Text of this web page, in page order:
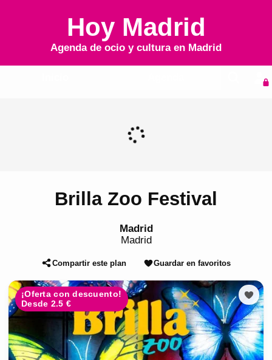
Hoy Madrid
Agenda de ocio y cultura en Madrid
Brilla Zoo Festival
Madrid
Madrid
Compartir este plan Guardar en favoritos
¡Oferta con descuento!
Desde 2.5 €